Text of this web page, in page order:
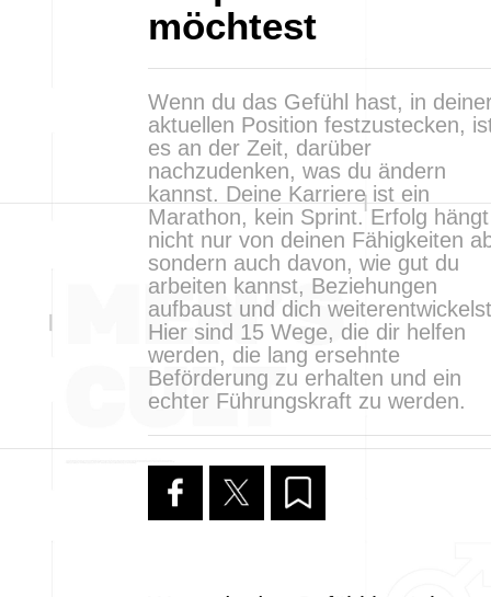
möchtest
Wenn du das Gefühl hast, in
aktuellen Position festzustecken,
es an der Zeit, darüber
nachzudenken, was du ändern
kannst. Deine Karriere ist ein
Marathon, kein Sprint. Erfolg hängt
nicht nur von deinen Fähigkeiten
sondern auch davon, wie gut du
arbeiten kannst, Beziehungen
aufbaust und dich
Hier sind 15 Wege, die dir helfen
werden, die lang ersehnte
Beförderung zu erhalten und ein
echter Führungskraft zu werden.